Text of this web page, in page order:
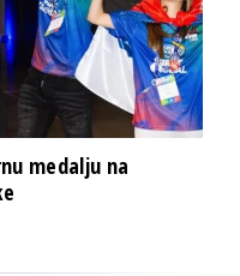
medalju na